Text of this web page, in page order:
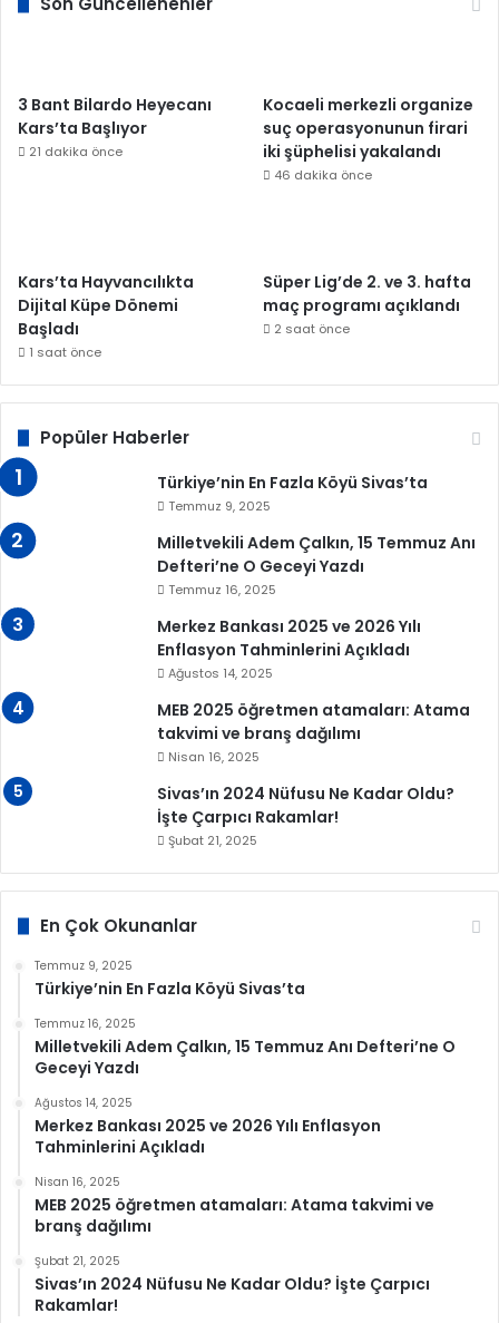
3 Bant Bilardo Heyecanı
Kars’ta Başlıyor
21 dakika önce
Kocaeli merkezli organize
suç operasyonunun firari
iki şüphelisi yakalandı
46 dakika önce
Kars’ta Hayvancılıkta
Dijital Küpe Dönemi
Başladı
1 saat önce
Süper Lig’de 2. ve 3. hafta
maç programı açıklandı
2 saat önce
Popüler Haberler
Türkiye’nin En Fazla Köyü Sivas’ta
Temmuz 9, 2025
Milletvekili Adem Çalkın, 15 Temmuz Anı
Defteri’ne O Geceyi Yazdı
Temmuz 16, 2025
Merkez Bankası 2025 ve 2026 Yılı
Enflasyon Tahminlerini Açıkladı
Ağustos 14, 2025
MEB 2025 öğretmen atamaları: Atama
takvimi ve branş dağılımı
Nisan 16, 2025
Sivas’ın 2024 Nüfusu Ne Kadar Oldu?
İşte Çarpıcı Rakamlar!
Şubat 21, 2025
En Çok Okunanlar
Temmuz 9, 2025
Türkiye’nin En Fazla Köyü Sivas’ta
Temmuz 16, 2025
Milletvekili Adem Çalkın, 15 Temmuz Anı Defteri’ne O
Geceyi Yazdı
Ağustos 14, 2025
Merkez Bankası 2025 ve 2026 Yılı Enflasyon
Tahminlerini Açıkladı
Nisan 16, 2025
MEB 2025 öğretmen atamaları: Atama takvimi ve
branş dağılımı
Şubat 21, 2025
Sivas’ın 2024 Nüfusu Ne Kadar Oldu? İşte Çarpıcı
Rakamlar!